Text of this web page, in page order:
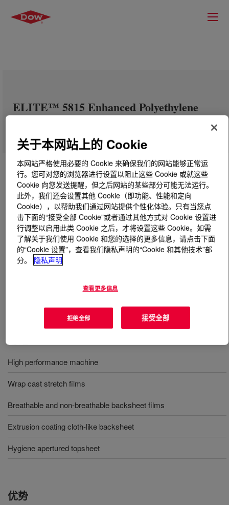
ELITE™ 5815 Enhanced Polyethylene
Resin
什么是ELITE™ 5815 Enhanced Polyethylene Resin
INSITE™ Technology, processable in cast film mono-
and coextrusion equipment designed for polyethylene.
High performance machine
Wrap cast stretch films
Breathable and non-breathable backsheet films
Extrusion coating cloth-like backsheet
Hygiene apertured topsheet
优势
关于本网站上的 Cookie
本网站严格使用必要的 Cookie 来确保我们的网站能够正常运
行。您可对您的浏览器进行设置以阻止这些 Cookie 或就这些
Cookie 向您发送提醒，但之后网站的某些部分可能无法运行。
此外，我们还会设置其他 Cookie（即功能、性能和定向
Cookie），以帮助我们通过网站提供个性化体验。只有当您点
击下面的“接受全部 Cookie”或者通过其他方式对 Cookie 设置进
行调整以启用此类 Cookie 之后，才将设置这些 Cookie。如需
了解关于我们使用 Cookie 和您的选择的更多信息，请点击下面
的“Cookie 设置”，查看我们隐私声明的“Cookie 和其他技术”部
分。
隐私声明
查看更多信息
拒绝全部 接受全部